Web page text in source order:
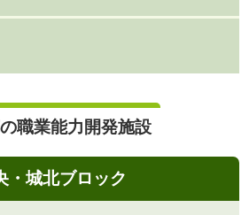
職業能力開発施設
・城北ブロック